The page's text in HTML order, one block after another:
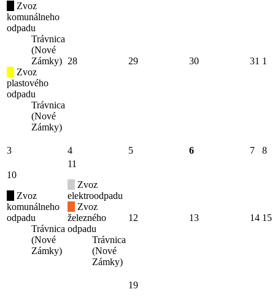
Zvoz
komunálneho
odpadu
Trávnica
(Nové
Zámky)
Zvoz
plastového
odpadu
Trávnica
(Nové
Zámky)
28 29 30 31 1
3 4 5 6 7 8
10
Zvoz
komunálneho
odpadu
Trávnica
(Nové
Zámky)
11
Zvoz
elektroodpadu
Zvoz
železného
odpadu
Trávnica
(Nové
Zámky)
12 13 14 15
19